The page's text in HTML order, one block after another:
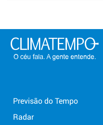
Previsão do Tempo
Radar